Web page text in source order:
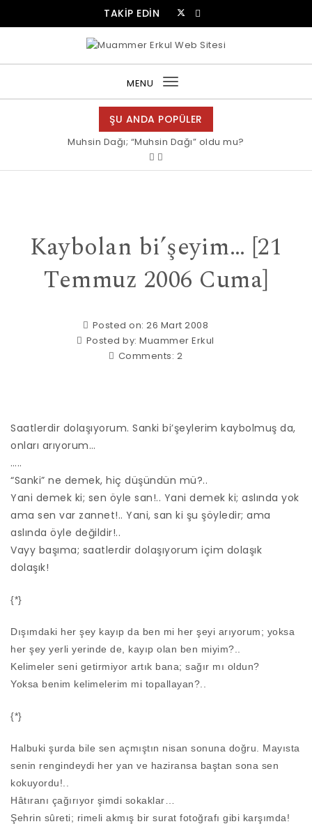
TAKİP EDİN
MENU
Toggle
navigation
ŞU ANDA POPÜLER
Muhsin Dağı; “Muhsin Dağı” oldu mu?
Kaybolan bi’şeyim… [21
Temmuz 2006 Cuma]
Posted on: 26 Mart 2008
Posted by:Muammer Erkul
Comments: 2
Saatlerdir dolaşıyorum. Sanki bi’şeylerim kaybolmuş da,
onları arıyorum…
…..
“Sanki” ne demek, hiç düşündün mü?..
Yani demek ki; sen öyle san!.. Yani demek ki; aslında yok
ama sen var zannet!.. Yani, san ki şu şöyledir; ama
aslında öyle değildir!..
Vayy başıma; saatlerdir dolaşıyorum içim dolaşık
dolaşık!
{*}
Dışımdaki her şey kayıp da ben mi her şeyi arıyorum; yoksa
her şey yerli yerinde de, kayıp olan ben miyim?..
Kelimeler seni getirmiyor artık bana; sağır mı oldun?
Yoksa benim kelimelerim mi topallayan?..
{*}
Halbuki şurda bile sen açmıştın nisan sonuna doğru. Mayısta
senin rengindeydi her yan ve haziransa baştan sona sen
kokuyordu!..
Hâtıranı çağırıyor şimdi sokaklar…
Şehrin sûreti; rimeli akmış bir surat fotoğrafı gibi karşımda!